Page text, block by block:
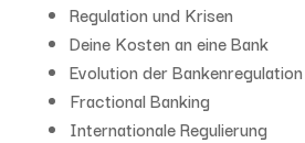
Regulation und Krisen
Deine Kosten an eine Bank
Evolution der Bankenregulation
Fractional Banking
Internationale Regulierung